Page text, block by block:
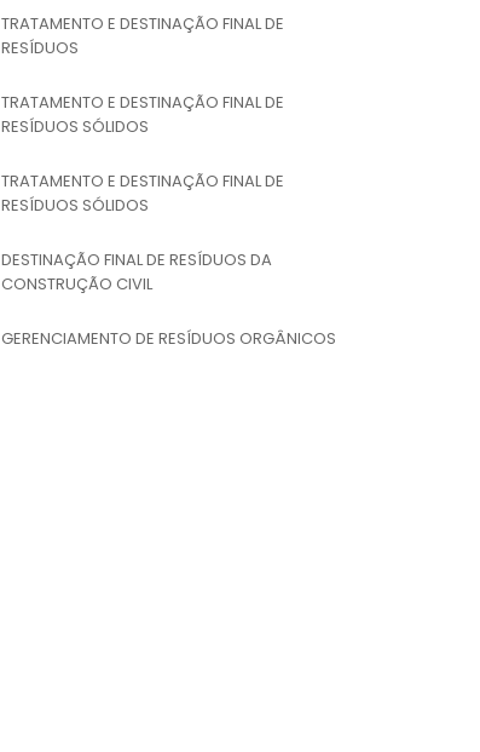
TRATAMENTO E DESTINAÇÃO FINAL DE
RESÍDUOS
TRATAMENTO E DESTINAÇÃO FINAL DE
RESÍDUOS SÓLIDOS
TRATAMENTO E DESTINAÇÃO FINAL DE
RESÍDUOS SÓLIDOS
DESTINAÇÃO FINAL DE RESÍDUOS DA
CONSTRUÇÃO CIVIL
GERENCIAMENTO DE RESÍDUOS ORGÂNICOS